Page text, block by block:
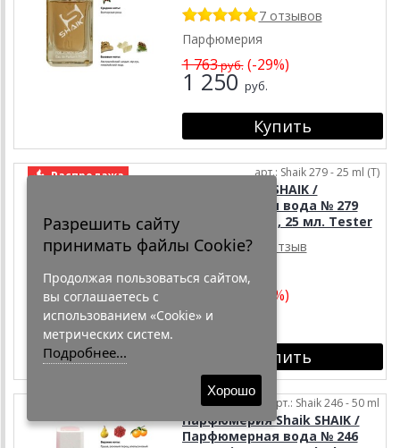
7 отзывов
Парфюмерия
1 763руб.(-29%)
1 250 руб.
Распродажа арт.: Shaik 279 - 25 ml (T)
Тестер Shaik SHAIK /
Парфюмерная вода № 279
Chanel Blue De, 25 мл. Tester
1 отзыв
Тестер
(-32%)
790
арт.: Shaik 246 - 50 ml
Парфюмерия Shaik SHAIK /
Парфюмерная вода № 246
Разрешить сайту
принимать файлы Cookie?
Продолжая пользоваться сайтом,
вы соглашаетесь с
использованием «Cookie» и
метрических систем.
Подробнее...
Хорошо